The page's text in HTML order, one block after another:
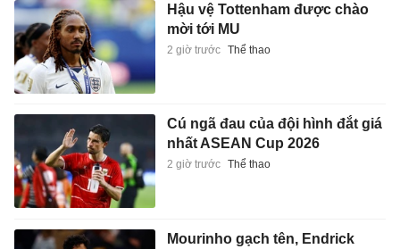
Hậu vệ Tottenham được chào
mời tới MU
2 giờ trước Thể thao
Cú ngã đau của đội hình đắt giá
nhất ASEAN Cup 2026
2 giờ trước Thể thao
Mourinho gạch tên, Endrick